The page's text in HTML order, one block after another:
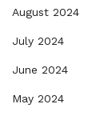
August 2024
July 2024
June 2024
May 2024